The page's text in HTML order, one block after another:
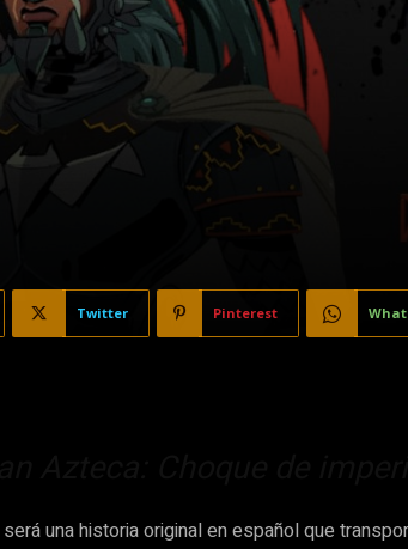
Twitter Pinterest
será una historia original en español que